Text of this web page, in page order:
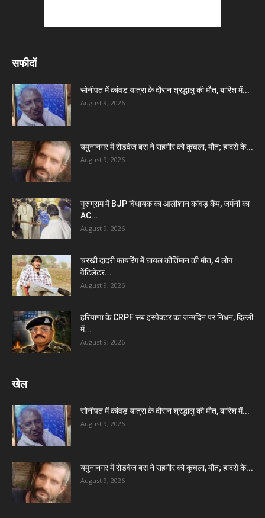
सफीदों
सोनीपत में कांवड़ यात्रा के दौरान श्रद्धालु की मौत, बारिश में...
August 9, 2026
यमुनानगर में रोडवेज बस ने राहगीर को कुचला, मौत; हादसे के...
August 9, 2026
गुरुग्राम में BJP विधायक का आलीशान कांवड़ कैंप, जर्मनी का
AC...
August 9, 2026
चरखी दादरी फायरिंग में घायल कीर्तिमान की मौत, 4 लोग
वेंटिलेटर...
August 9, 2026
हरियाणा के CRPF सब इंस्पेक्टर का जन्मदिन पर निधन, दिल्ली
में...
August 9, 2026
खेल
सोनीपत में कांवड़ यात्रा के दौरान श्रद्धालु की मौत, बारिश में...
August 9, 2026
यमुनानगर में रोडवेज बस ने राहगीर को कुचला, मौत; हादसे के...
August 9, 2026